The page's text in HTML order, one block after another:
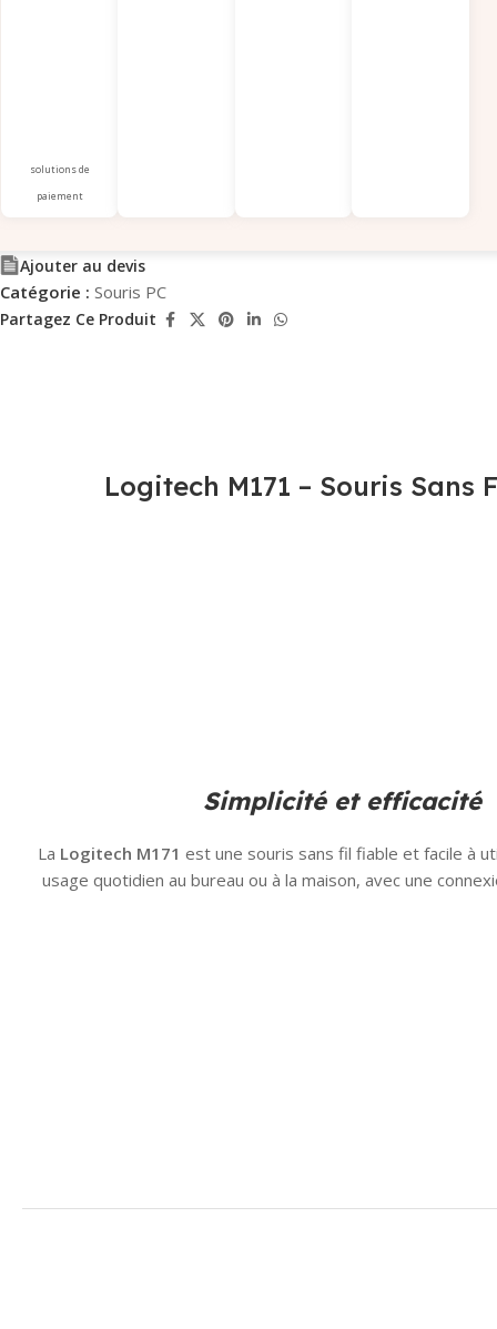
solutions de
paiement
Ajouter au devis
Catégorie : Souris PC
Partagez Ce Produit
Logitech M171 – Souris Sans
Simplicité et efficacité
La Logitech M171 est une souris sans fil fiable et facile à
usage quotidien au bureau ou à la maison, avec une